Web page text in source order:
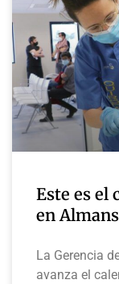
Este es el
en
La Gerencia
avanza el